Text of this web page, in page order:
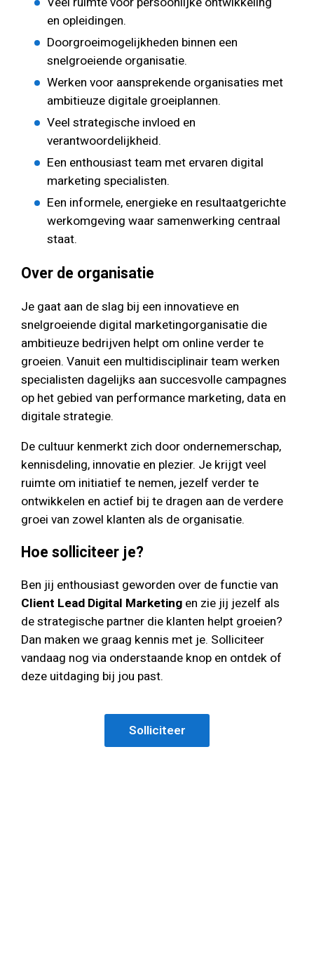
en opleidingen.
Doorgroeimogelijkheden binnen een
snelgroeiende organisatie.
Werken voor aansprekende organisaties met
ambitieuze digitale groeiplannen.
Veel strategische invloed en
verantwoordelijkheid.
Een enthousiast team met ervaren digital
marketing specialisten.
Een informele, energieke en resultaatgerichte
werkomgeving waar samenwerking centraal
staat.
Over de organisatie
Je gaat aan de slag bij een innovatieve en
snelgroeiende digital marketingorganisatie die
ambitieuze bedrijven helpt om online verder te
groeien. Vanuit een multidisciplinair team werken
specialisten dagelijks aan succesvolle campagnes
op het gebied van performance marketing, data en
digitale strategie.
De cultuur kenmerkt zich door ondernemerschap,
kennisdeling, innovatie en plezier. Je krijgt veel
ruimte om initiatief te nemen, jezelf verder te
ontwikkelen en actief bij te dragen aan de verdere
groei van zowel klanten als de organisatie.
Hoe solliciteer je?
Ben jij enthousiast geworden over de functie van
Client Lead Digital Marketing en zie jij jezelf als
de strategische partner die klanten helpt groeien?
Dan maken we graag kennis met je. Solliciteer
vandaag nog via onderstaande knop en ontdek of
deze uitdaging bij jou past.
Solliciteer